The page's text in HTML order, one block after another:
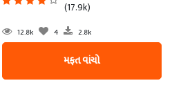
(17.9k)
12.8k 4 2.8k
મફત વાંચો